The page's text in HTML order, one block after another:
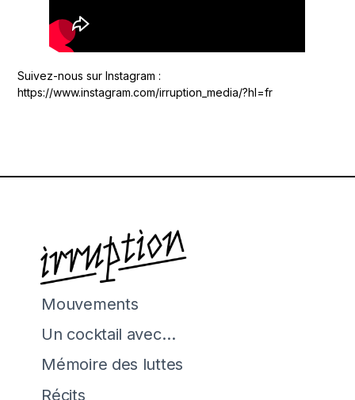
Suivez-nous sur Instagram :
https://www.instagram.com/irruption_media/?hl=fr
Mouvements
Un cocktail avec…
Mémoire des luttes
Récits